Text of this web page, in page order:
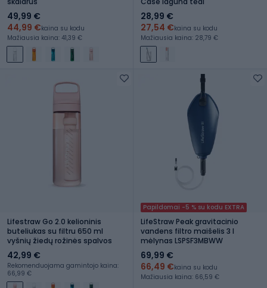
49,99 €
44,99 €kaina su kodu
Mažiausia kaina: 41,39 €
28,99 €
27,54 €kaina su kodu
Mažiausia kaina: 28,79 €
Lifestraw Go 2.0 kelioninis
buteliukas su filtru 650 ml
vyšnių žiedų rožinės spalvos
42,99 €
Rekomenduojama gamintojo kaina:
66,99 €
Papildomai -5 % su kodu EXTRA
LifeStraw Peak gravitacinio
vandens filtro maišelis 3 l
mėlynas LSPSF3MBWW
69,99 €
66,49 €kaina su kodu
Mažiausia kaina: 66,59 €